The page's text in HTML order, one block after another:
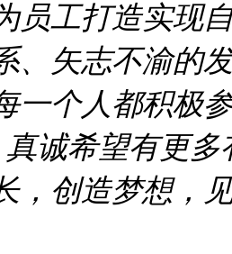
员工打造实现
、矢志不渝的
一个人都积极
真诚希望有更
，创造梦想，